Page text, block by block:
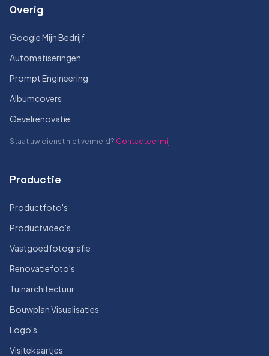
Overig
Google Mijn Bedrijf
Automatiseringen
Prompt Engineering
Albumcovers
Gevelrenovatie
Staat uw dienst niet vermeld? Contacteer mij.
Productie
Productfoto's
Productvideo's
Vastgoedfotografie
Renovatiefoto's
Tuinarchitectuur
Bouwplan Visualisaties
Logo's
Visitekaartjes